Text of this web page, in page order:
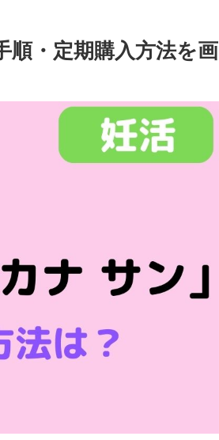
順・定期購入方法を画